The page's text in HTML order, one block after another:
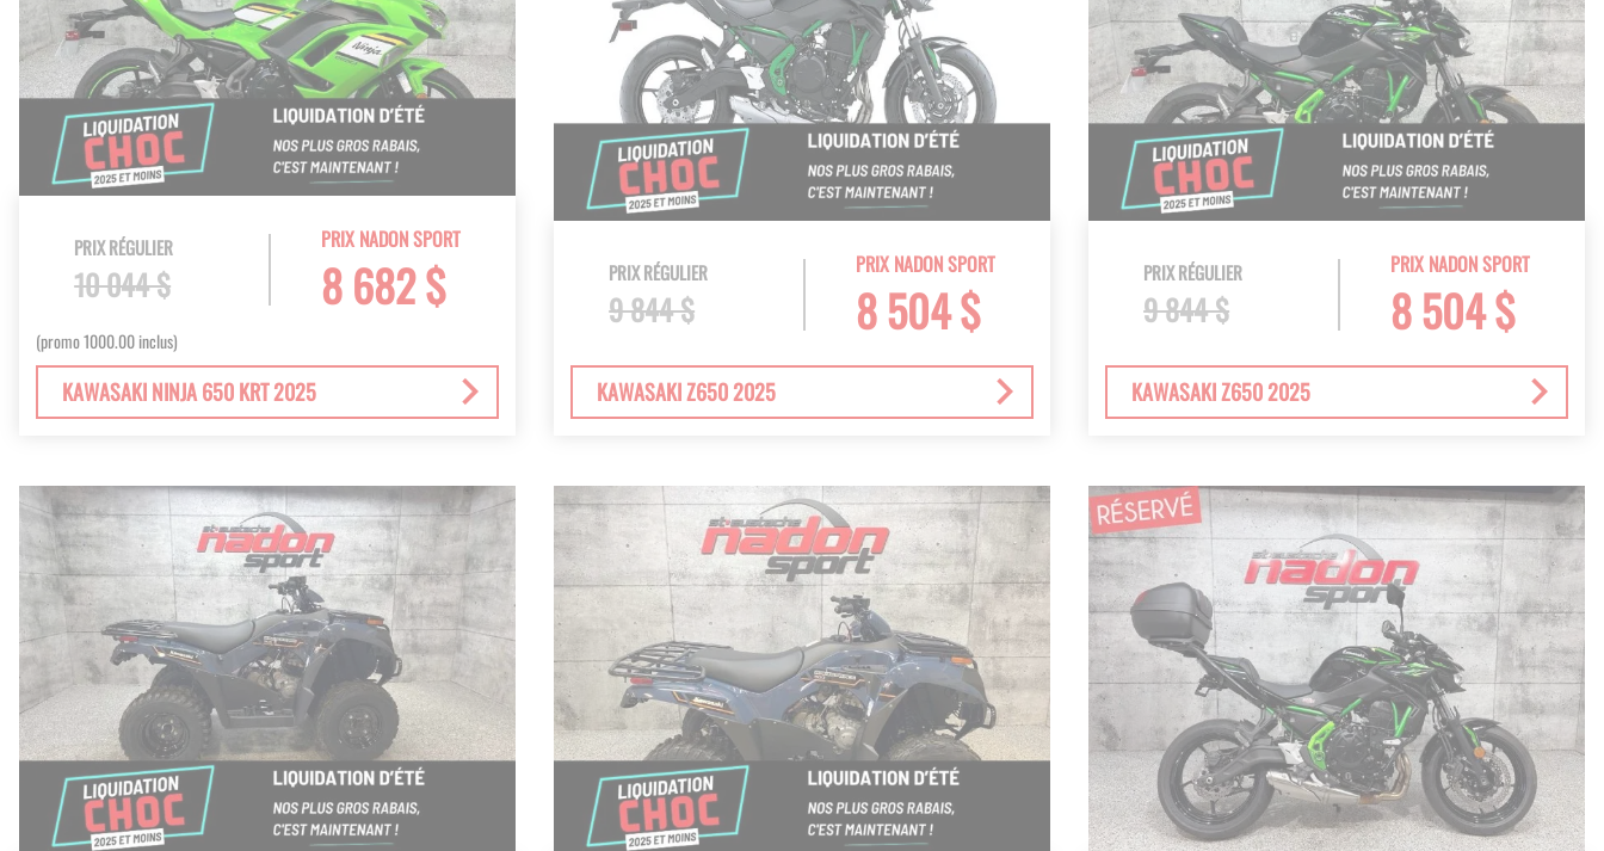
PRIX NADON SPORT
8 682 $
PRIX RÉGULIER
10 044 $
(promo 1000.00 inclus)
KAWASAKI NINJA 650 KRT 2025
PRIX NADON SPORT
8 504 $
PRIX RÉGULIER
9 844 $
KAWASAKI Z650 2025
PRIX NADON SPORT
8 504 $
PRIX RÉGULIER
9 844 $
KAWASAKI Z650 2025